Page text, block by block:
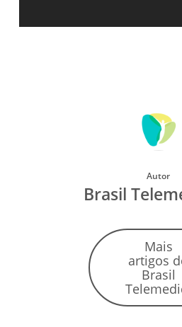
Autor
Brasil
Mais
artigos
Brasil